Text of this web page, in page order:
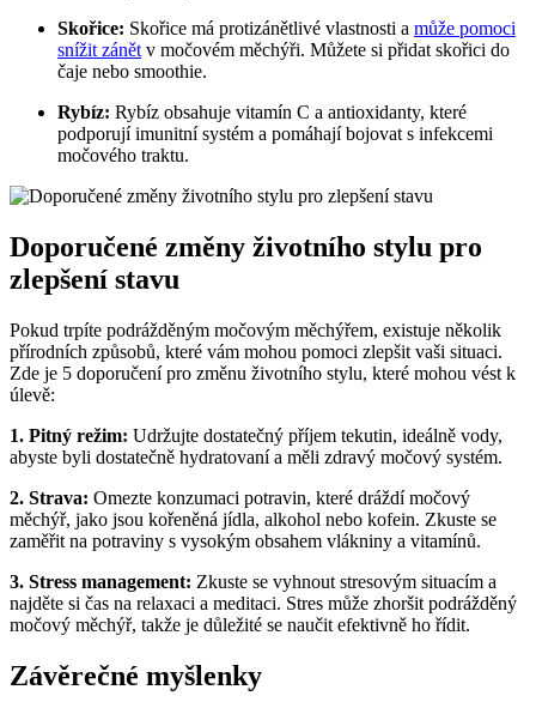
Skořice: ‍Skořice má protizánětlivé vlastnosti a může pomoci
snížit zánět v močovém měchýři. Můžete⁣ si přidat skořici do
čaje nebo smoothie.
Rybíz: Rybíz​ obsahuje vitamín C a antioxidanty, které
podporují ⁤imunitní systém a‌ pomáhají bojovat s infekcemi
močového traktu.
Doporučené změny životního stylu pro
zlepšení stavu
Pokud trpíte podrážděným močovým měchýřem, existuje několik
přírodních způsobů, které vám mohou pomoci zlepšit ‍vaši situaci.
Zde je 5 doporučení pro⁣ změnu životního​ stylu, ⁣které mohou vést k
úlevě:
1. Pitný režim: Udržujte ​dostatečný příjem ⁣tekutin, ideálně vody,
abyste byli dostatečně hydratovaní a měli zdravý močový systém.
2. ‌Strava: Omezte konzumaci potravin, které dráždí močový
měchýř,⁣ jako ‌jsou kořeněná jídla,​ alkohol nebo kofein. Zkuste se
zaměřit na potraviny s vysokým obsahem vlákniny a vitamínů.
3. Stress management: Zkuste se vyhnout stresovým situacím a
najděte si čas ‌na relaxaci ⁤a‌ meditaci. Stres může zhoršit podrážděný⁢
močový měchýř, takže je důležité ⁢se naučit efektivně ho řídit.
Závěrečné myšlenky